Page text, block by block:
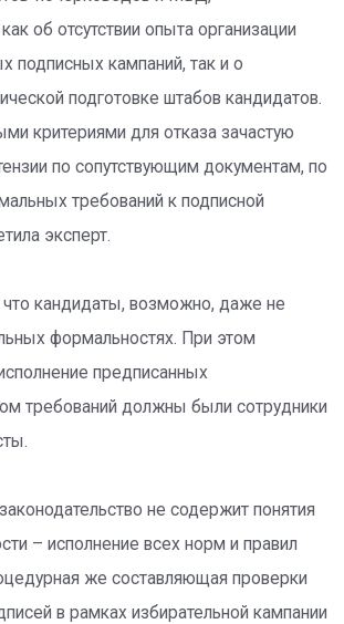
об отсутствии опыта организации
подписных кампаний, так и о
подготовке штабов кандидатов.
критериями для отказа зачастую
по сопутствующим документам, по
требований к подписной
эксперт.
что кандидаты, возможно, даже не
формальностях. При этом
предписанных
требований должны были сотрудники
не содержит понятия
– исполнение всех норм и правил
же составляющая проверки
в рамках избирательной кампании